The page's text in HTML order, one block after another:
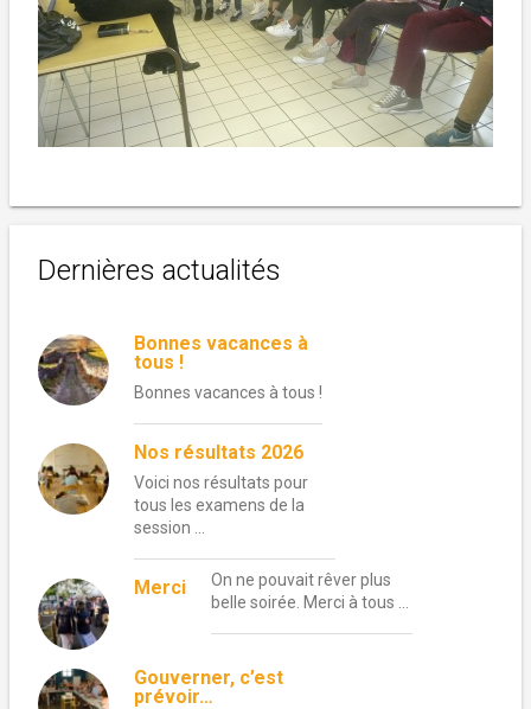
Dernières actualités
Bonnes vacances à
tous !
Bonnes vacances à tous !
Nos résultats 2026
Voici nos résultats pour
tous les examens de la
session …
Merci
On ne pouvait rêver plus
belle soirée. Merci à tous …
Gouverner, c’est
prévoir…